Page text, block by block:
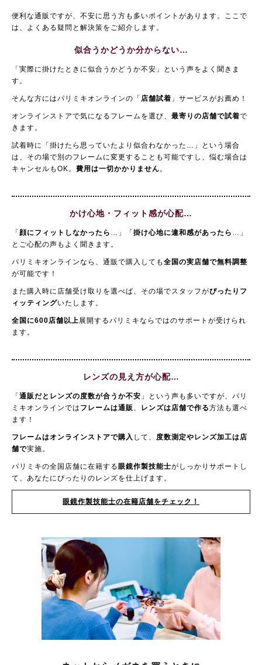
便利な通販ですが、不安に思う方も多いポイントがあります。ここで
は、よくある疑問と解決策をご紹介します。
似合うかどうか分からない…
「実際に掛けたときに似合うかどうか不安」という声をよく聞きま
す。
そんな方にはパリミキオンラインの「 店舗試着 」サービスがお薦め！
オンラインストアで気になるフレームを選び、 最寄りの店舗で試着で
きます。
試着時に「掛けたら思っていたより似合わなかった…」という場合
は、その場で別のフレームに変更することも可能ですし、悩む場合は
キャンセルもOK。 費用は一切かかりません。
かけ心地・フィット感が心配…
「顔にフィットしなかったら …」「掛け心地に違和感があったら …」
とご心配の声もよく聞きます。
パリミキオンラインなら、通販で購入しても 全国の実店舗で無料調整
が可能です！
また購入時に店舗受け取りを選べば、その場でスタッフがぴったりフ
ィッティングいたします。
全国に600店舗以上展開するパリミキならではのサポートが受けられ
ます。
レンズの見え方が心配…
「通販だとレンズの度数が合うか不安 」という声も多いですが、パリ
ミキオンラインでは フレームは通販、 レンズは店舗で作る方法も選べ
ます！
フレームはオンラインストアで購入 して、 度数測定やレンズ加工は店
舗で実施。
パリミキの全国店舗に在籍する 眼鏡作製技能士がしっかりサポートし
て、あなたにぴったりのレンズを仕上げます。
眼鏡作製技能士の在籍店舗をチェック！